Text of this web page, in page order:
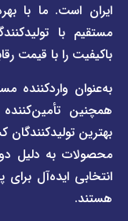
ما با بهره‌گیری از
تولیدکنندگان
با قیمت رقابتی به
اتصالات
کشورهای
دلیل دوام بالا و
برای پروژه‌های